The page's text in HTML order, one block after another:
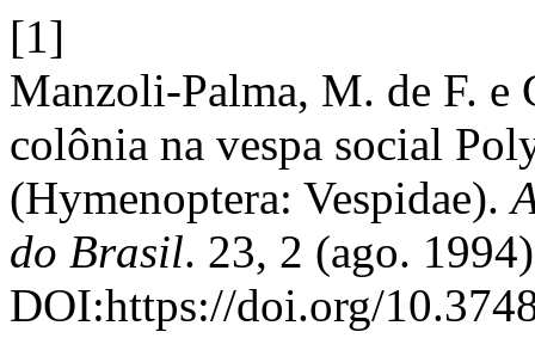
[1]
Manzoli-Palma, M. de F. e
colônia na vespa social
(Hymenoptera: Vespidae).
do Brasil. 23, 2 (ago.
DOI:https://doi.org/